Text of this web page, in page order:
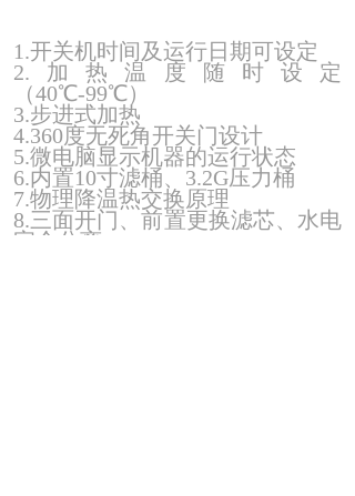
1.开关机时间及运行日期可设定
2.加热温度随时设定
（40℃-99℃）
3.步进式加热
4.360度无死角开关门设计
5.微电脑显示机器的运行状态
6.内置10寸滤桶、3.2G压力桶
7.物理降温热交换原理
8.三面开门、前置更换滤芯、水电
完全分离